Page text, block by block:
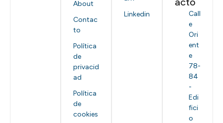
About
Contac
to
Política
de
privacid
ad
Política
de
cookies
Linkedin
Call
e
Ori
ent
e
78-
84
-
Edi
fici
o